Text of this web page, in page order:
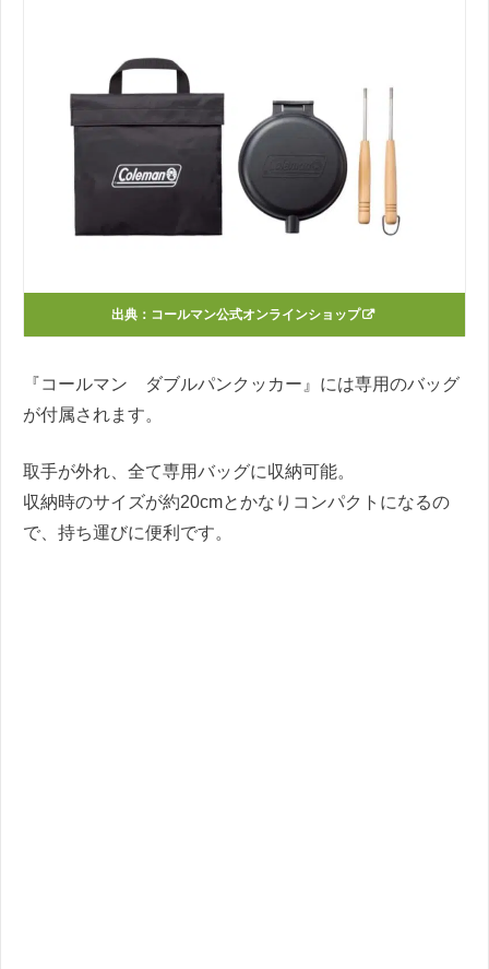
出典： コールマン公式オンラインショップ
『コールマン ダブルパンクッカー』には専用のバッグ
が付属されます。
取手が外れ、全て専用バッグに収納可能。
収納時のサイズが約20cmとかなりコンパクトになるの
で、持ち運びに便利です。